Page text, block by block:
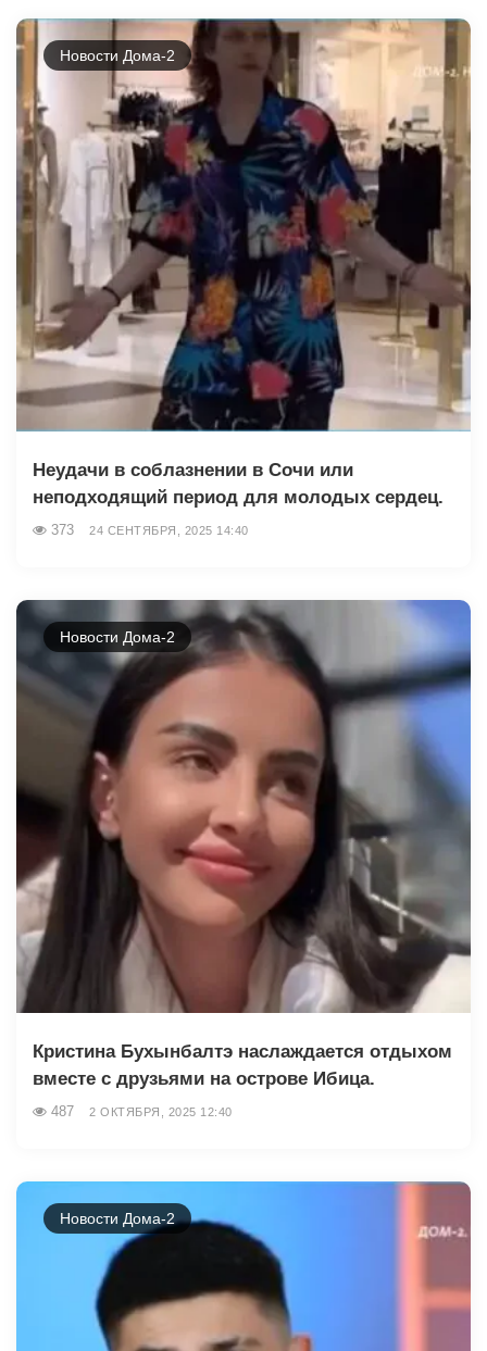
Новости Дома-2
Неудачи в соблазнении в Сочи или
неподходящий период для молодых сердец.
373 24 СЕНТЯБРЯ, 2025 14:40
Новости Дома-2
Кристина Бухынбалтэ наслаждается отдыхом
вместе с друзьями на острове Ибица.
487 2 ОКТЯБРЯ, 2025 12:40
Новости Дома-2